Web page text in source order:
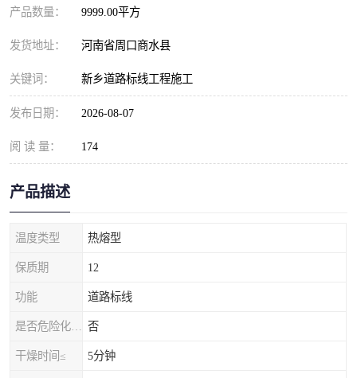
产品数量： 9999.00平方
发货地址： 河南省周口商水县
关键词： 新乡道路标线工程施工
发布日期： 2026-08-07
阅 读 量： 174
产品描述
温度类型 热熔型
保质期 12
功能 道路标线
否
干燥时间≤ 5分钟